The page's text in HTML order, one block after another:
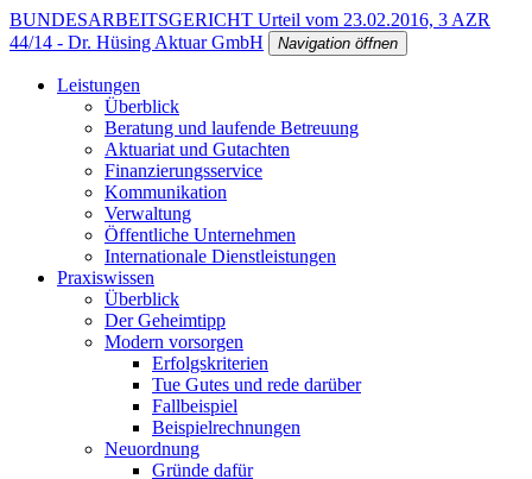
BUNDESARBEITSGERICHT Urteil vom 23.02.2016, 3 AZR
44/14 - Dr. Hüsing Aktuar GmbH
Navigation öffnen
Leistungen
Überblick
Beratung und laufende Betreuung
Aktuariat und Gutachten
Finanzierungsservice
Kommunikation
Verwaltung
Öffentliche Unternehmen
Internationale Dienstleistungen
Praxiswissen
Überblick
Der Geheimtipp
Modern vorsorgen
Erfolgskriterien
Tue Gutes und rede darüber
Fallbeispiel
Beispielrechnungen
Neuordnung
Gründe dafür